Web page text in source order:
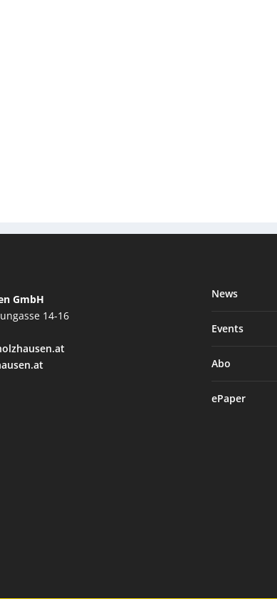
GmbH
14-16
News
Events
Abo
ePaper